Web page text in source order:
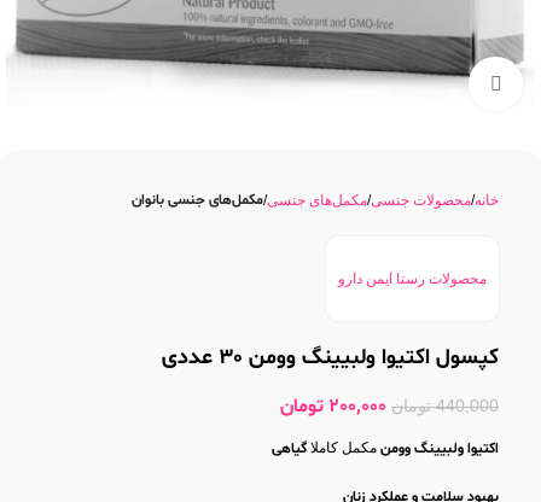
بزرگنمایی تصویر
خانه محصولات جنسی مکمل‌های جنسی مکمل‌های جنسی بانوان
محصولات رستا ایمن دارو
کپسول اکتیوا ولبیینگ وومن 30 عددی
440,000 تومان 200,000 تومان
اکتیوا ولبیینگ وومن مکمل کاملا گیاهی
بهبود سلامت و عملکرد زنان